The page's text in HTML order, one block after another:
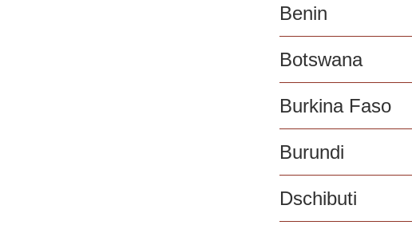
Benin
Botswana
Burkina Faso
Burundi
Dschibuti